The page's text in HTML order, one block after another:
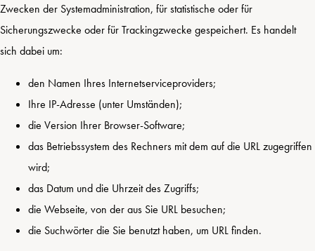
Zwecken der Systemadministration, für statistische oder für
Sicherungszwecke oder für Trackingzwecke gespeichert. Es handelt
sich dabei um:
den Namen Ihres Internetserviceproviders;
Ihre IP-Adresse (unter Umständen);
die Version Ihrer Browser-Software;
das Betriebssystem des Rechners mit dem auf die URL zugegriffen
wird;
das Datum und die Uhrzeit des Zugriffs;
die Webseite, von der aus Sie URL besuchen;
die Suchwörter die Sie benutzt haben, um URL finden.